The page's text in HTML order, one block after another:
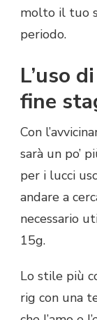
molto il tuo
periodo.
L’uso
fine
Con
sarà un po’
per i lucci
andare a
necessario
15g.
Lo stile più
rig con una